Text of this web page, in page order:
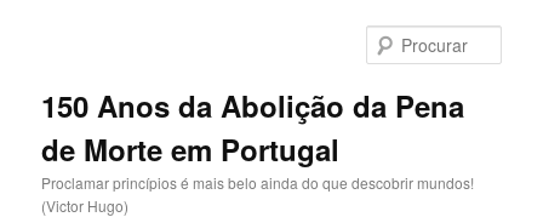
primário150 Anos da Abolição da Pena
de Morte em Portugal
Proclamar princípios é mais belo ainda do que descobrir mundos!
(Victor Hugo)